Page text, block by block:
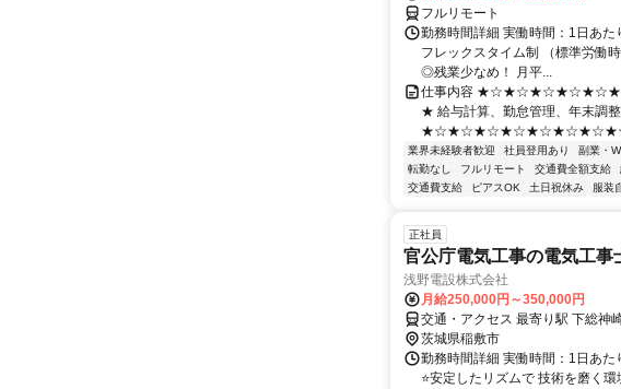
フルリモート
勤務時間詳細 実働時間：1日あ
フレックスタイム制 （標準労働
◎残業少なめ！ 月平...
仕事内容
★ 給与計算、勤怠管理、年末調
業界未経験者歓迎 社員登用あり 副業・
転勤なし
フルリモート 交通費全額支給
交通費支給
ピアスOK 土日祝休み 服装
正社員
官公庁電気工事の電気工事
浅野電設株式会社
月給250,000円～350,000円
交通・アクセス 最寄り駅 下総神
茨城県稲敷市
勤務時間詳細 実働時間：1日あ
⭐安定したリズムで 技術を磨く